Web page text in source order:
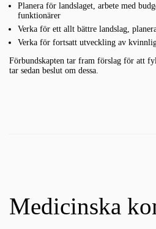
Planera för landslaget, arbete med
funktionärer
Verka för ett allt bättre landslag,
Verka för fortsatt utveckling av
Förbundskapten tar fram förslag för att
tar sedan beslut om dessa.
Medicinska